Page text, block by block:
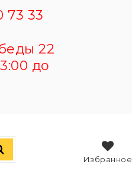
73 33
22
до
Избранное